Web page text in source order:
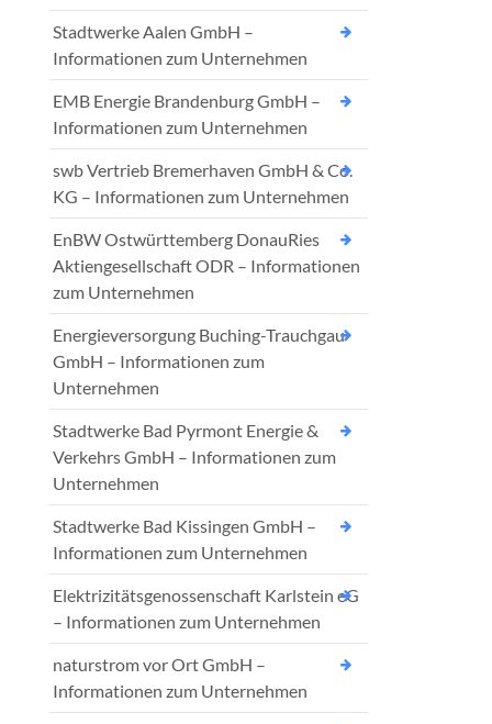
Stadtwerke Aalen GmbH –
Informationen zum Unternehmen
EMB Energie Brandenburg GmbH –
Informationen zum Unternehmen
swb Vertrieb Bremerhaven GmbH & Co.
KG – Informationen zum Unternehmen
EnBW Ostwürttemberg DonauRies
Aktiengesellschaft ODR – Informationen
zum Unternehmen
Energieversorgung Buching-Trauchgau
GmbH – Informationen zum
Unternehmen
Stadtwerke Bad Pyrmont Energie &
Verkehrs GmbH – Informationen zum
Unternehmen
Stadtwerke Bad Kissingen GmbH –
Informationen zum Unternehmen
Elektrizitätsgenossenschaft Karlstein eG
– Informationen zum Unternehmen
naturstrom vor Ort GmbH –
Informationen zum Unternehmen